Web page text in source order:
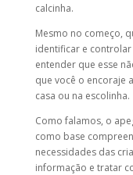
calcinha.
Mesmo no começo,
identificar e
entender que esse
que você o encoraje
casa ou na escolinha.
Como falamos, o
como base
necessidades das
informação e tratar